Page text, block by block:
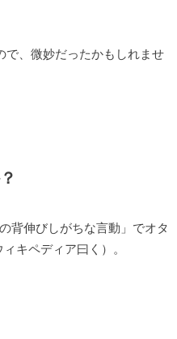
で、微妙だったかもしれませ
背伸びしがちな言動」でオタ
キペディア曰く）。